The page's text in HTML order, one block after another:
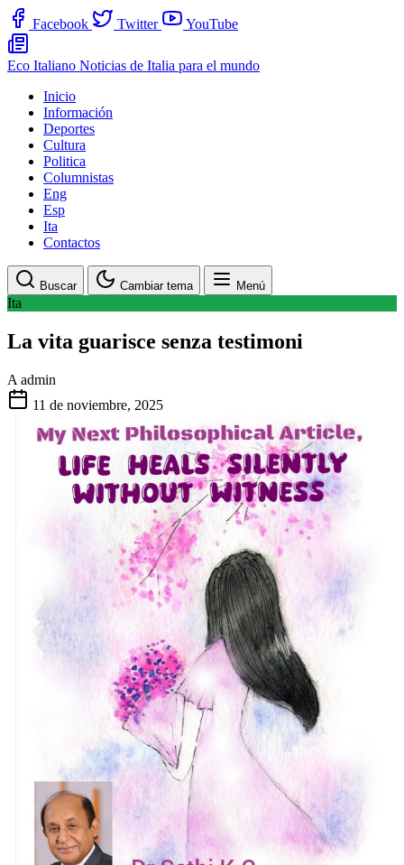
Facebook Twitter YouTube
Eco Italiano Noticias de Italia para el mundo
Inicio
Información
Deportes
Cultura
Politica
Columnistas
Eng
Esp
Ita
Contactos
Buscar Cambiar tema Menú
Ita
La vita guarisce senza testimoni
A admin
11 de noviembre, 2025